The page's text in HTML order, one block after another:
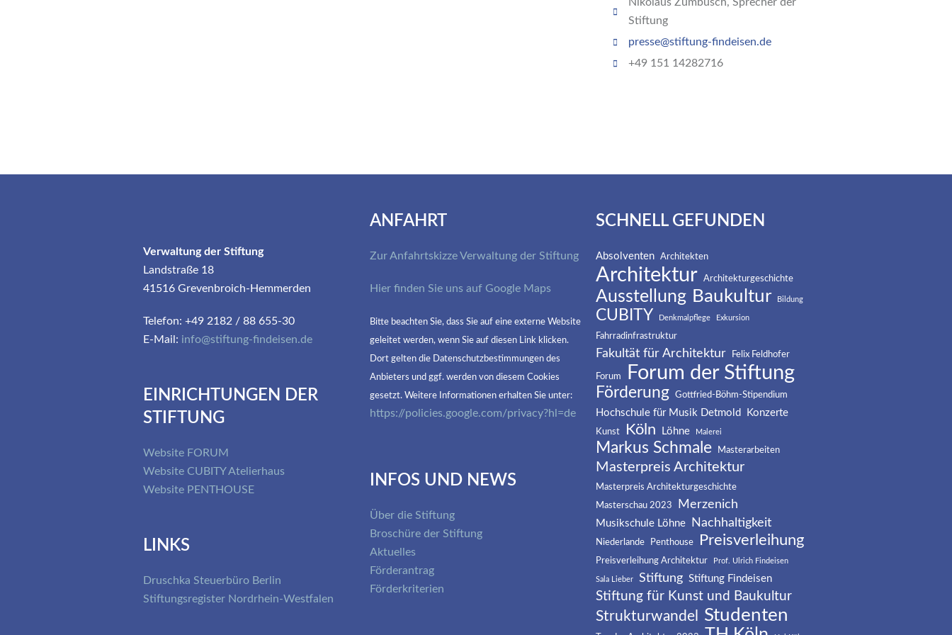
Nikolaus Zumbusch, Sprecher der
Stiftung
presse@stiftung-findeisen.de
+49 151 14282716
Verwaltung der Stiftung
Landstraße 18
41516 Grevenbroich-Hemmerden
Telefon: +49 2182 / 88 655-30
E-Mail: info@stiftung-findeisen.de
EINRICHTUNGEN DER
STIFTUNG
Website FORUM
Website CUBITY Atelierhaus
Website PENTHOUSE
LINKS
Druschka Steuerbüro Berlin
Stiftungsregister Nordrhein-Westfalen
ANFAHRT
Zur Anfahrtskizze Verwaltung der Stiftung
Hier finden Sie uns auf Google Maps
Bitte beachten Sie, dass Sie auf eine externe Website
geleitet werden, wenn Sie auf diesen Link klicken.
Dort gelten die Datenschutzbestimmungen des
Anbieters und ggf. werden von diesem Cookies
gesetzt. Weitere Informationen erhalten Sie unter:
https://policies.google.com/privacy?hl=de
INFOS UND NEWS
Über die Stiftung
Broschüre der Stiftung
Aktuelles
Förderantrag
Förderkriterien
SCHNELL GEFUNDEN
Absolventen Architekten
Architektur Architekturgeschichte
Ausstellung Baukultur Bildung
CUBITY Denkmalpflege Exkursion
Fahrradinfrastruktur
Fakultät für Architektur Felix Feldhofer
Forum Forum der Stiftung
Förderung Gottfried-Böhm-Stipendium
Hochschule für Musik Detmold Konzerte
Kunst Köln Löhne Malerei
Markus Schmale Masterarbeiten
Masterpreis Architektur
Masterpreis Architekturgeschichte
Masterschau 2023
Merzenich
Musikschule Löhne Nachhaltigkeit
Niederlande Penthouse Preisverleihung
Preisverleihung Architektur Prof. Ulrich Findeisen
Sala Lieber Stiftung Stiftung Findeisen
Stiftung für Kunst und Baukultur
Strukturwandel Studenten